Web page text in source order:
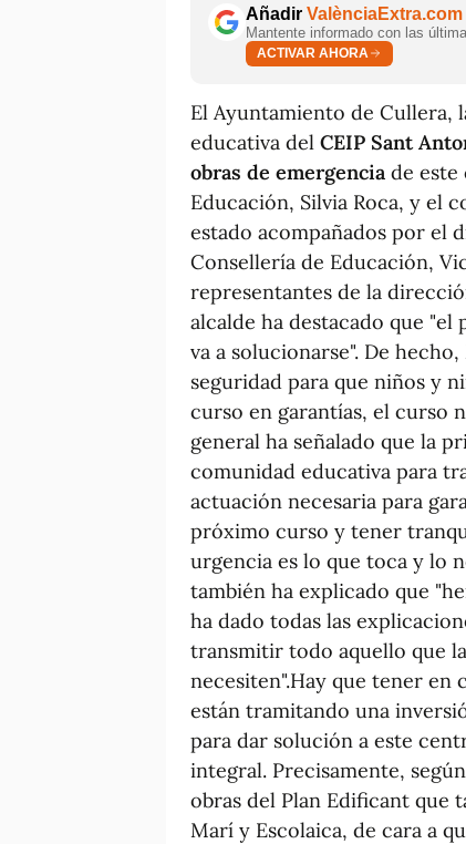
Añadir ValènciaExtra.com
Mantente informado con las
ACTIVAR AHORA
El Ayuntamiento de Cullera,
educativa del CEIP Sant
obras de emergencia de este
Educación, Silvia Roca, y el
estado acompañados por el
Consellería de Educación,
representantes de la
alcalde ha destacado que
va a solucionarse". De
seguridad para que niños y
curso en garantías, el curso
general ha señalado que la
comunidad educativa para
actuación necesaria para
próximo curso y tener
urgencia es lo que toca y lo
también ha explicado que
ha dado todas las
transmitir todo aquello que
necesiten".Hay que tener en
están tramitando una
para dar solución a este
integral. Precisamente,
obras del Plan Edificant que
Marí y Escolaica, de cara a